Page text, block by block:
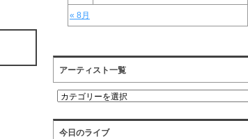
« 8月
アーティスト一覧
ア
テ
ィ
今日のライブ